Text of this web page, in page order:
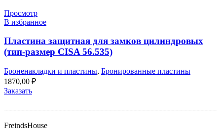
Просмотр
В избранное
Пластина защитная для замков цилиндровых
(тип-размер CISA 56.535)
Броненакладки и пластины, Бронированные пластины
1870,00 ₽
Заказать
FreindsHouse